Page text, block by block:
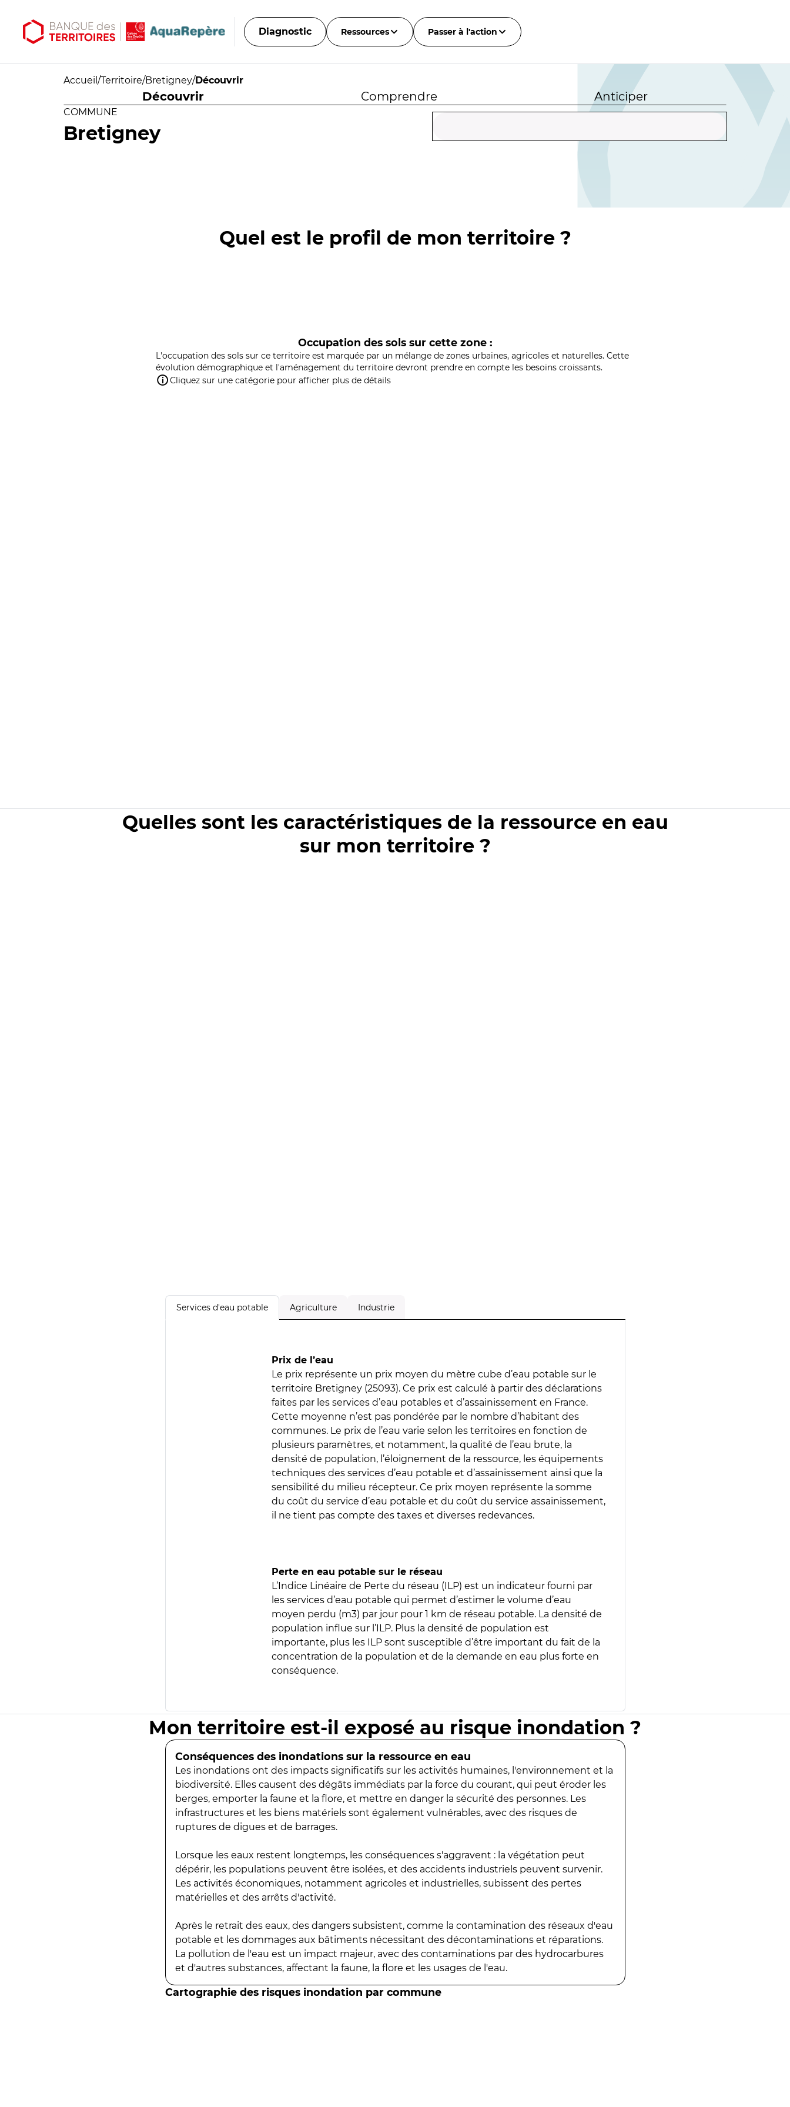
Diagnostic Ressources Passer à l'action
Accueil /Territoire/Bretigney/Découvrir
Découvrir Comprendre Anticiper
COMMUNE
Bretigney
Quel est le profil de mon territoire ?
Occupation des sols sur cette zone :
L'occupation des sols sur ce territoire est marquée par un mélange de zones urbaines, agricoles et naturelles. Cette
évolution démographique et l'aménagement du territoire devront prendre en compte les besoins croissants.
Cliquez sur une catégorie pour afficher plus de détails
Quelles sont les caractéristiques de la ressource en eau
sur mon territoire ?
Services d'eau potable Agriculture Industrie
Prix de l’eau
Le prix représente un prix moyen du mètre cube d’eau potable sur le
territoire Bretigney (25093). Ce prix est calculé à partir des déclarations
faites par les services d’eau potables et d’assainissement en France.
Cette moyenne n’est pas pondérée par le nombre d’habitant des
communes. Le prix de l’eau varie selon les territoires en fonction de
plusieurs paramètres, et notamment, la qualité de l’eau brute, la
densité de population, l’éloignement de la ressource, les équipements
techniques des services d’eau potable et d’assainissement ainsi que la
sensibilité du milieu récepteur. Ce prix moyen représente la somme
du coût du service d’eau potable et du coût du service assainissement,
il ne tient pas compte des taxes et diverses redevances.
Perte en eau potable sur le réseau
L’Indice Linéaire de Perte du réseau (ILP) est un indicateur fourni par
les services d’eau potable qui permet d’estimer le volume d’eau
moyen perdu (m3) par jour pour 1 km de réseau potable. La densité de
population influe sur l’ILP. Plus la densité de population est
importante, plus les ILP sont susceptible d’être important du fait de la
concentration de la population et de la demande en eau plus forte en
conséquence.
Mon territoire est-il exposé au risque inondation ?
Conséquences des inondations sur la ressource en eau
Les inondations ont des impacts significatifs sur les activités humaines, l'environnement et la
biodiversité. Elles causent des dégâts immédiats par la force du courant, qui peut éroder les
berges, emporter la faune et la flore, et mettre en danger la sécurité des personnes. Les
infrastructures et les biens matériels sont également vulnérables, avec des risques de
ruptures de digues et de barrages.
Lorsque les eaux restent longtemps, les conséquences s'aggravent : la végétation peut
dépérir, les populations peuvent être isolées, et des accidents industriels peuvent survenir.
Les activités économiques, notamment agricoles et industrielles, subissent des pertes
matérielles et des arrêts d'activité.
Après le retrait des eaux, des dangers subsistent, comme la contamination des réseaux d'eau
potable et les dommages aux bâtiments nécessitant des décontaminations et réparations.
La pollution de l'eau est un impact majeur, avec des contaminations par des hydrocarbures
et d'autres substances, affectant la faune, la flore et les usages de l'eau.
Cartographie des risques inondation par commune